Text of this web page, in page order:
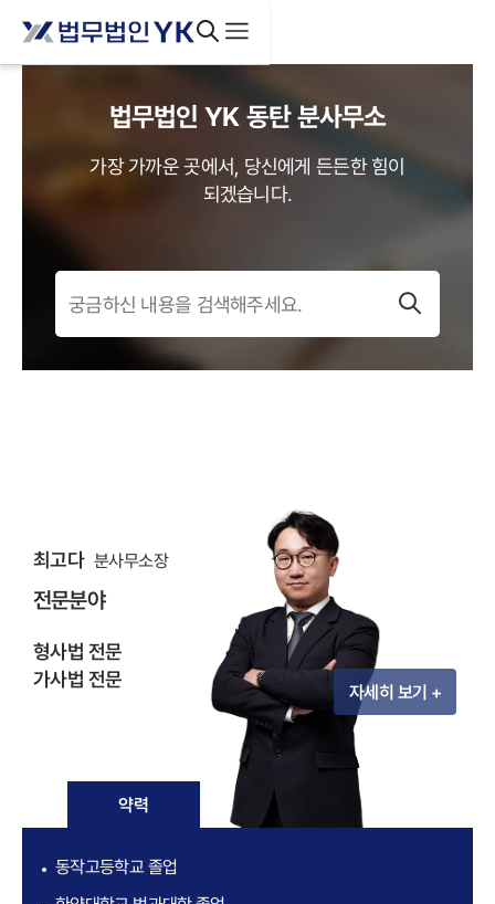
법무법인 YK동탄분사무소
가장 가까운 곳에서, 당신에게 든든한 힘이
되겠습니다.
최고다 분사무소장
전문분야
형사법 전문
가사법 전문
자세히 보기 +
약력
동작고등학교 졸업